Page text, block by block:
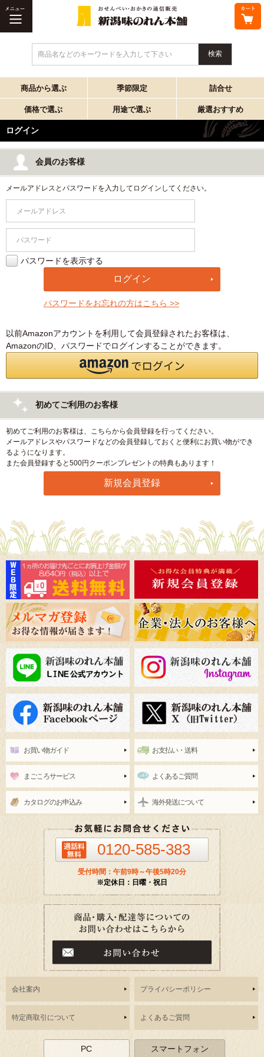
商品名などのキーワードを入力して下さい
商品から選ぶ 季節限定 詰合せ
価格で選ぶ 用途で選ぶ 厳選おすすめ
ログイン
会員のお客様
メールアドレスとパスワードを入力してログインしてください。
パスワードを表示する
パスワードをお忘れの方はこちら >>
以前Amazonアカウントを利用して会員登録されたお客様は、
AmazonのID、パスワードでログインすることができます。
初めてご利用のお客様
初めてご利用のお客様は、こちらから会員登録を行ってください。
メールアドレスやパスワードなどの会員登録しておくと便利にお買い物ができ
るようになります。
また会員登録すると500円クーポンプレゼントの特典もあります！
お買い物ガイド お支払い・送料
まごころサービス よくあるご質問
カタログのお申込み 海外発送について
0120-585-383
受付時間：午前9時～午後5時20分
※定休日：日曜・祝日
会社案内 プライバシーポリシー
特定商取引について よくあるご質問
PC スマートフォン